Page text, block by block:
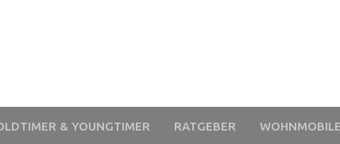
& YOUNGTIMER RATGEBER WOHNMOBILE